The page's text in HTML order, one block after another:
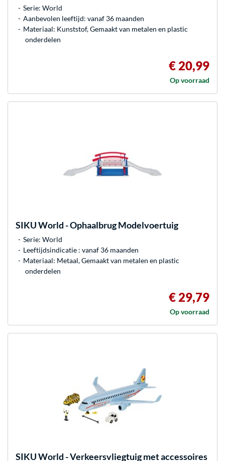
Serie: World
Aanbevolen leeftijd: vanaf 36 maanden
Materiaal: Kunststof, Gemaakt van metalen en plastic
onderdelen
€ 20,99
Op voorraad
SIKUWorld - Ophaalbrug Modelvoertuig
Serie: World
Leeftijdsindicatie : vanaf 36 maanden
Materiaal: Metaal, Gemaakt van metalen en plastic
onderdelen
€ 29,79
Op voorraad
SIKUWorld - Verkeersvliegtuig met accessoires